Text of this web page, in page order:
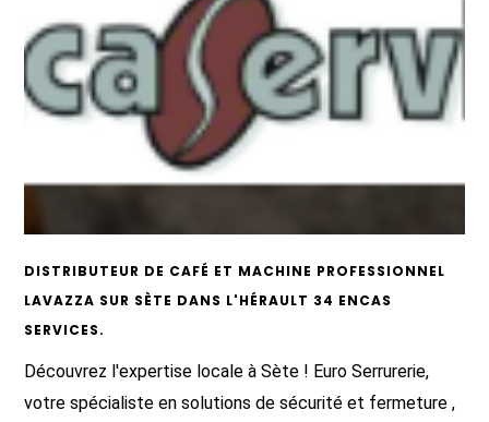
DISTRIBUTEUR DE CAFÉ ET MACHINE PROFESSIONNEL
LAVAZZA SUR SÈTE DANS L'HÉRAULT 34 ENCAS
SERVICES.
Découvrez l'expertise locale à Sète ! Euro Serrurerie,
votre spécialiste en solutions de sécurité et fermeture ,